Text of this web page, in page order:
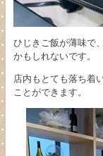
ひじきご飯が薄味で
かもしれないです。
店内もとても落ち着
ことができます。